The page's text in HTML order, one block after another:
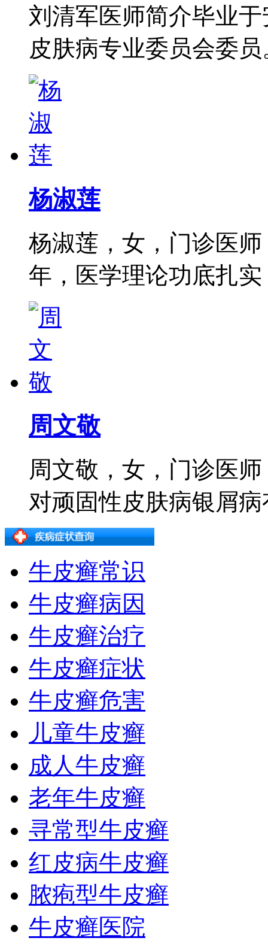
刘清军医师简介毕业
皮肤病专业委员会委员
杨淑莲
杨淑莲，女，门诊医
年，医学理论功底扎实
周文敬
周文敬，女，门诊医
对顽固性皮肤病银屑病
牛皮癣常识
牛皮癣病因
牛皮癣治疗
牛皮癣症状
牛皮癣危害
儿童牛皮癣
成人牛皮癣
老年牛皮癣
寻常型牛皮癣
红皮病牛皮癣
脓疱型牛皮癣
牛皮癣医院